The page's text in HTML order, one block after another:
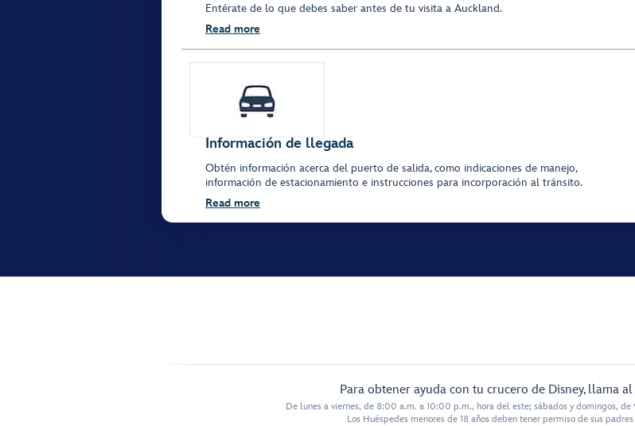
Entérate de lo que debes saber antes de tu visita a Auckland.
Read more
Información de llegada
Obtén información acerca del puerto de salida, como indicaciones de manejo,
información de estacionamiento e instrucciones para incorporación al tránsito.
Read more
Para obtener ayuda con tu crucero de Disney, llama al
De lunes a viernes, de 8:00 a.m. a 10:00 p.m., hora del este; sábados y domingos,
Los Huéspedes menores de 18 años deben tener permiso de sus